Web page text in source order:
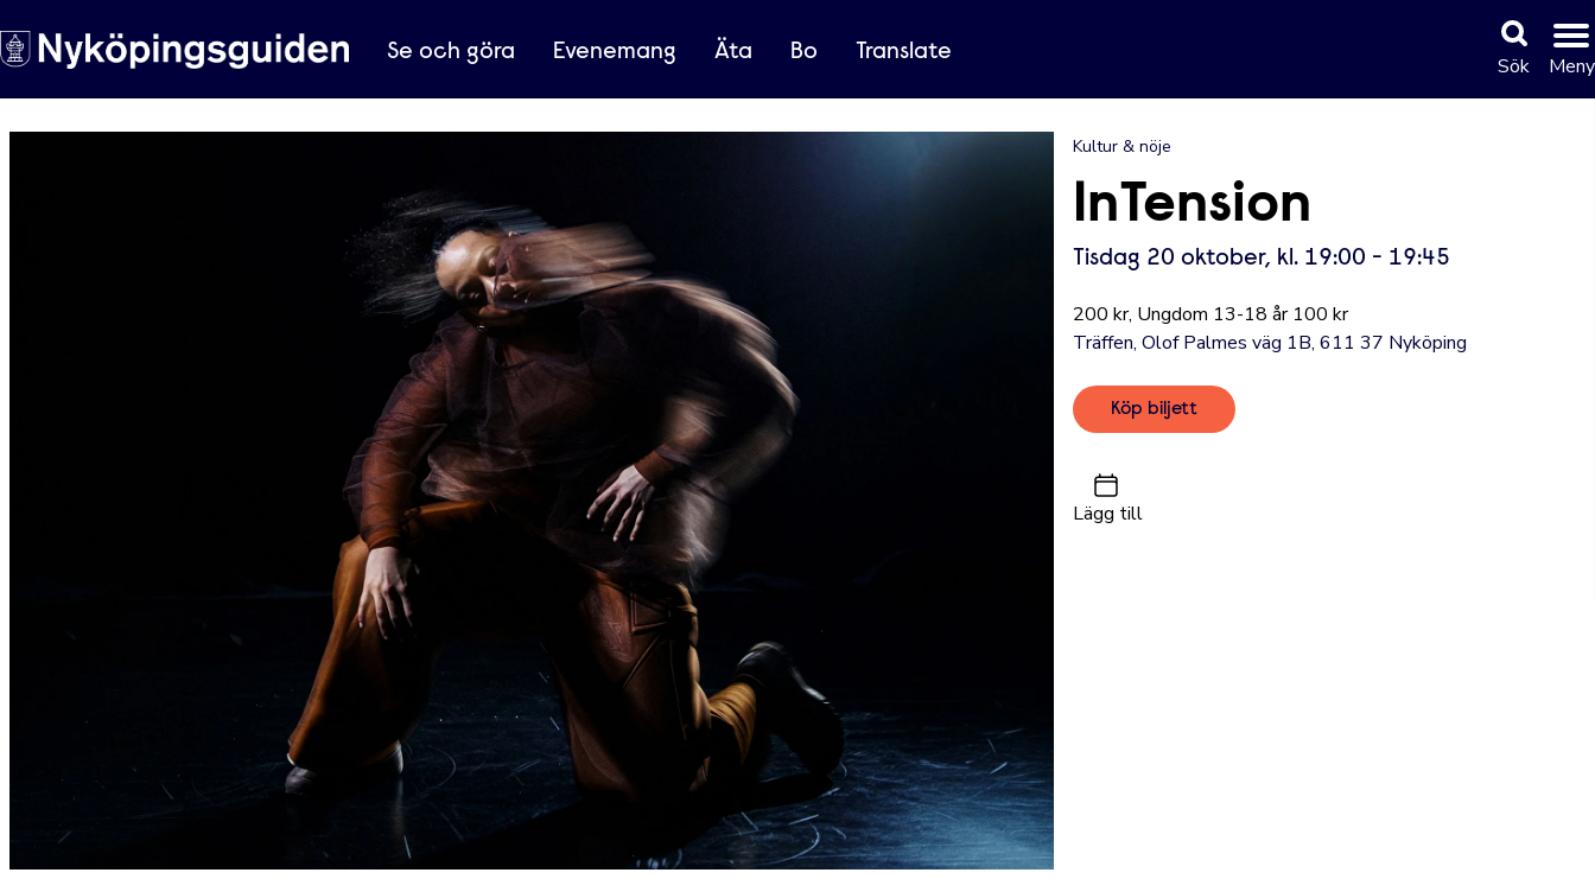
Se och göra Evenemang Äta Bo Translate
Sök Meny
Kultur & nöje
InTension
Tisdag 20 oktober, kl. 19:00 - 19:45
200 kr, Ungdom 13-18 år 100 kr
Träffen, Olof Palmes väg 1B, 611 37 Nyköping
Köp biljett
Lägg till